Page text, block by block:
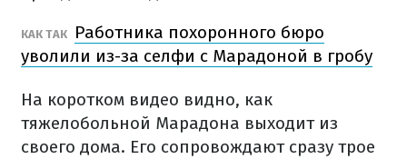
КАК ТАК
Работника похоронного бюро
уволили из-за селфи с Марадоной в гробу
На коротком видео видно, как
тяжелобольной Марадона выходит из
своего дома. Его сопровождают сразу трое